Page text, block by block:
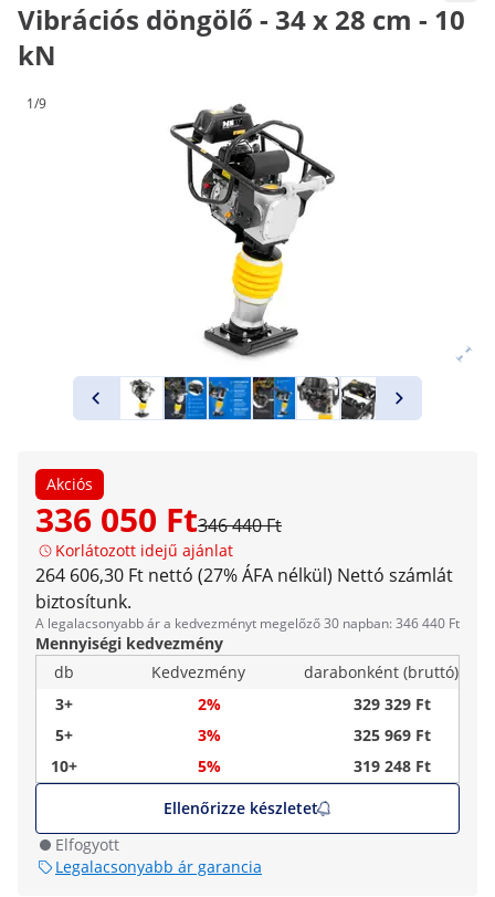
Vibrációs döngölő - 34 x 28 cm - 10
kN
1/9
Akciós
336 050 Ft346 440 Ft
Korlátozott idejű ajánlat
264 606,30 Ft nettó (27% ÁFA nélkül) Nettó számlát
biztosítunk.
A legalacsonyabb ár a kedvezményt megelőző 30 napban: 346 440 Ft
Mennyiségi kedvezmény
db
Kedvezmény
darabonként (bruttó)
3+
2%
329 329 Ft
5+
3%
325 969 Ft
10+
5%
319 248 Ft
Ellenőrizze készletet
Elfogyott
Legalacsonyabb ár garancia